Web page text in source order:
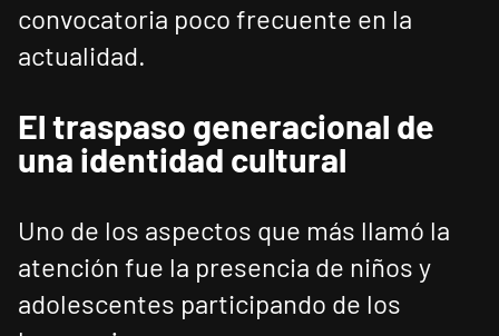
convocatoria poco frecuente en la
actualidad.
El traspaso generacional de
una identidad cultural
Uno de los aspectos que más llamó la
atención fue la presencia de niños y
adolescentes participando de los